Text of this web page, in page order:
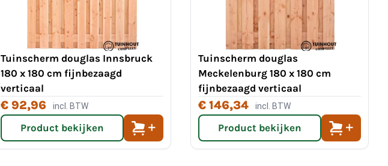
Tuinscherm douglas Innsbruck
180 x 180 cm fijnbezaagd
verticaal
€ 92,96 incl. BTW
Product bekijken
Tuinscherm douglas
Meckelenburg 180 x 180 cm
fijnbezaagd verticaal
€ 146,34 incl. BTW
Product bekijken